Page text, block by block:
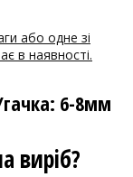
або одне зі
в наявності.
6-8мм
виріб?